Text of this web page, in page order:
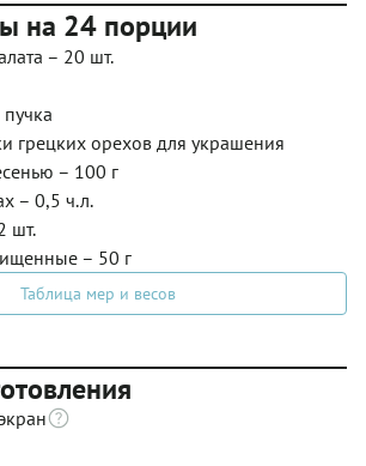
на 24 порции
– 20 шт.
грецких орехов для украшения
– 100 г
– 0,5 ч.л.
шт.
– 50 г
Таблица мер и весов